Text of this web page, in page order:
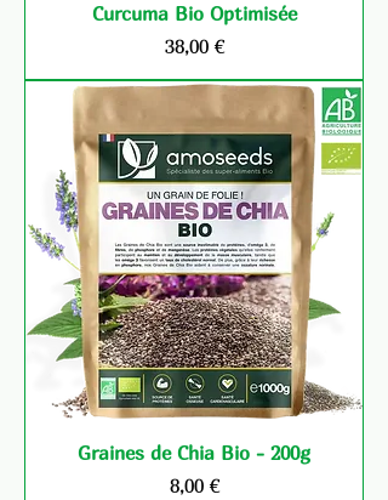
Curcuma Bio Optimisée
Prix
38,00 €
Graines de Chia Bio - 200g
Prix
8,00 €